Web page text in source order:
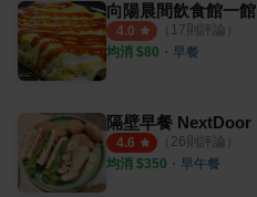
向陽晨間飲食館一館
4.0 （ 17則評論）
均消 $80 ・ 早餐
隔壁早餐 NextDoor
4.6 （ 26則評論）
均消 $350 ・ 早午餐